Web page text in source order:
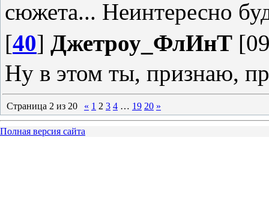
сюжета... Неинтересно
[40] Джетроу_ФлИнТ
Ну в этом ты, признаю,
Страница 2 из 20 « 1 2 3 4 … 19 20 »
Полная версия сайта